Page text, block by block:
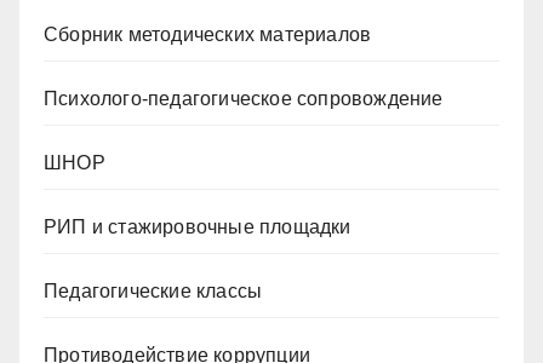
Сборник методических материалов
Психолого-педагогическое сопровождение
ШНОР
РИП и стажировочные площадки
Педагогические классы
Противодействие коррупции